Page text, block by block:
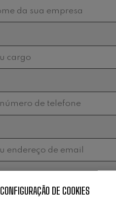
CONFIGURAÇÃO DE COOKIES